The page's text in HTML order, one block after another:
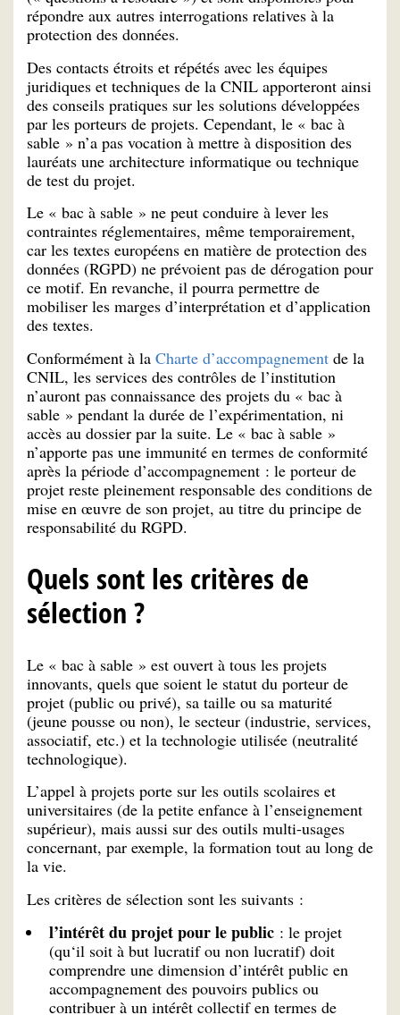
répondre aux autres interrogations relatives à la
protection des données.
Des contacts étroits et répétés avec les équipes
juridiques et techniques de la CNIL apporteront ainsi
des conseils pratiques sur les solutions développées
par les porteurs de projets. Cependant, le « bac à
sable » n’a pas vocation à mettre à disposition des
lauréats une architecture informatique ou technique
de test du projet.
Le « bac à sable » ne peut conduire à lever les
contraintes réglementaires, même temporairement,
car les textes européens en matière de protection des
données (RGPD) ne prévoient pas de dérogation pour
ce motif. En revanche, il pourra permettre de
mobiliser les marges d’interprétation et d’application
des textes.
Conformément à la Charte d’accompagnement de la
CNIL, les services des contrôles de l’institution
n’auront pas connaissance des projets du « bac à
sable » pendant la durée de l’expérimentation, ni
accès au dossier par la suite. Le « bac à sable »
n’apporte pas une immunité en termes de conformité
après la période d’accompagnement : le porteur de
projet reste pleinement responsable des conditions de
mise en œuvre de son projet, au titre du principe de
responsabilité du RGPD.
Quels sont les critères de
sélection ?
Le « bac à sable » est ouvert à tous les projets
innovants, quels que soient le statut du porteur de
projet (public ou privé), sa taille ou sa maturité
(jeune pousse ou non), le secteur (industrie, services,
associatif, etc.) et la technologie utilisée (neutralité
technologique).
L’appel à projets porte sur les outils scolaires et
universitaires (de la petite enfance à l’enseignement
supérieur), mais aussi sur des outils multi-usages
concernant, par exemple, la formation tout au long de
la vie.
Les critères de sélection sont les suivants :
l’intérêt du projet pour le public : le projet
(qu‘il soit à but lucratif ou non lucratif) doit
comprendre une dimension d’intérêt public en
accompagnement des pouvoirs publics ou
contribuer à un intérêt collectif en termes de